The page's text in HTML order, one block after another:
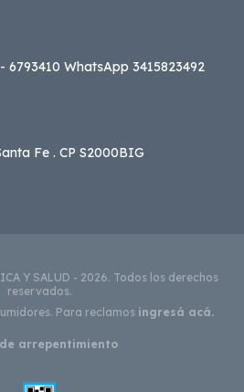
6793410 WhatsApp 3415823492
Fe . CP S2000BIG
Y SALUD - 2026. Todos los derechos
reservados.
Para reclamos ingresá acá.
arrepentimiento